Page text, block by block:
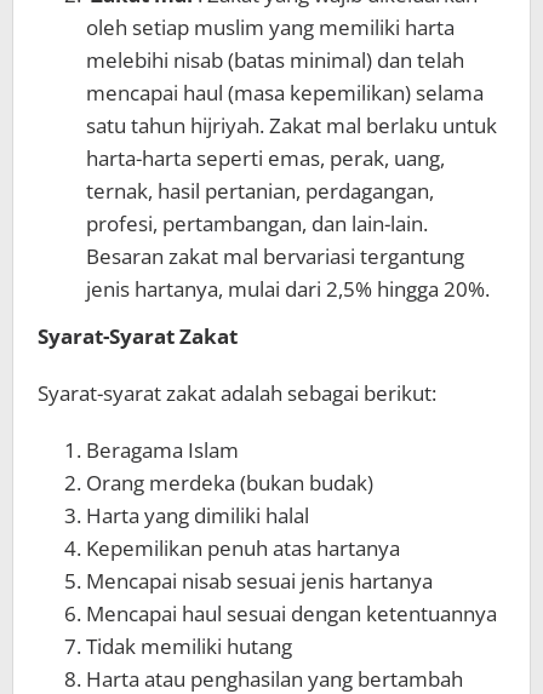
oleh setiap muslim yang memiliki harta
melebihi nisab (batas minimal) dan telah
mencapai haul (masa kepemilikan) selama
satu tahun hijriyah. Zakat mal berlaku untuk
harta-harta seperti emas, perak, uang,
ternak, hasil pertanian, perdagangan,
profesi, pertambangan, dan lain-lain.
Besaran zakat mal bervariasi tergantung
jenis hartanya, mulai dari 2,5% hingga 20%.
Syarat-Syarat Zakat
Syarat-syarat zakat adalah sebagai berikut:
Beragama Islam
Orang merdeka (bukan budak)
Harta yang dimiliki halal
Kepemilikan penuh atas hartanya
Mencapai nisab sesuai jenis hartanya
Mencapai haul sesuai dengan ketentuannya
Tidak memiliki hutang
Harta atau penghasilan yang bertambah